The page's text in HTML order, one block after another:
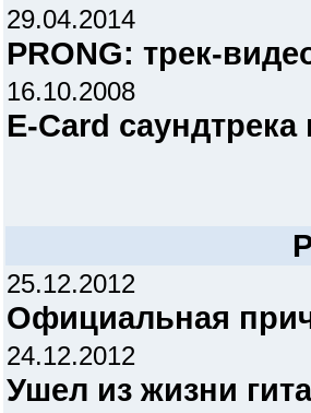
29.04.2014
PRONG: трек-
16.10.2008
E-Card
25.12.2012
Официальная
24.12.2012
Ушел из жизни